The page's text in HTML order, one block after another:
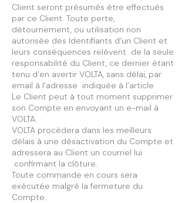
Client seront présumés être effectués
par ce Client. Toute perte,
détournement, ou utilisation non
autorisée des Identifiants d’un Client et
leurs conséquences relèvent de la seule
responsabilité du Client, ce dernier étant
tenu d’en avertir VOLTA, sans délai, par
email à l’adresse indiquée à l’article
Le Client peut à tout moment supprimer
son Compte en envoyant un e-mail à
VOLTA.
VOLTA procèdera dans les meilleurs
délais à une désactivation du Compte et
adressera au Client un courriel lui
confirmant la clôture.
Toute commande en cours sera
exécutée malgré la fermeture du
Compte.